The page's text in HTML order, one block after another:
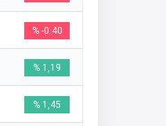
% -0.40
% 1,19
% 1,45